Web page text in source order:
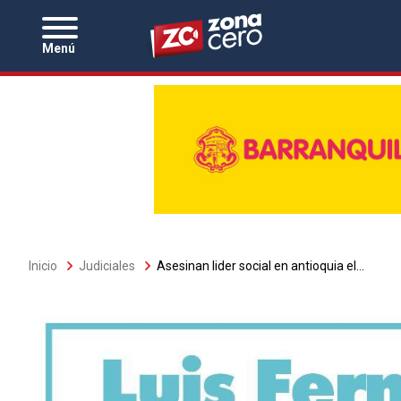
Menú
Zona Cero
Sobrescribir
Inicio Judiciales Asesinan lider social en antioquia el...